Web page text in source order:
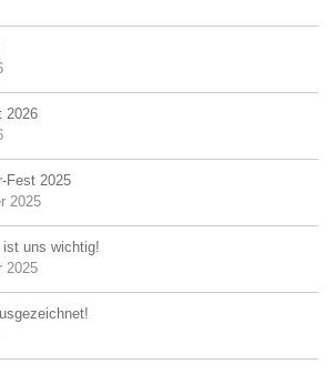
2026
Fest 2025
2025
ist uns wichtig!
2025